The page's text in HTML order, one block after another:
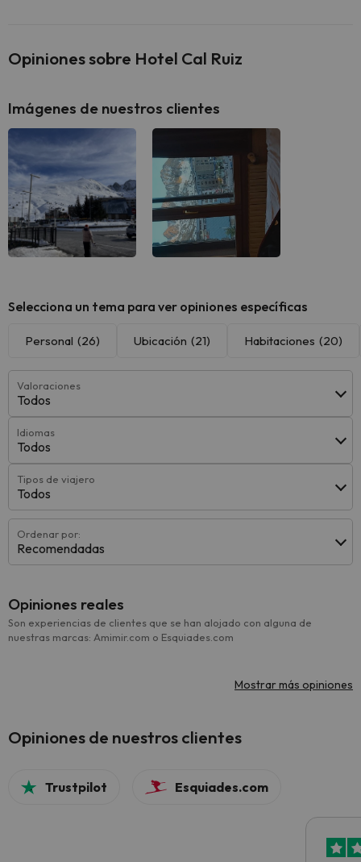
Opiniones sobre Hotel Cal Ruiz
Imágenes de nuestros clientes
Selecciona un tema para ver opiniones específicas
Personal (26) Ubicación (21) Habitaciones (20)
Valoraciones
Todos
Idiomas
Todos
Tipos de viajero
Todos
Ordenar por:
Recomendadas
Opiniones reales
Son experiencias de clientes que se han alojado con alguna de
nuestras marcas: Amimir.com o Esquiades.com
Mostrar más opiniones
Opiniones de nuestros clientes
Trustpilot Esquiades.com